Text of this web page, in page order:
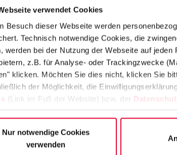
verwendet Cookies
Besuch dieser Webseite werden
Technisch notwendige Cookies, die
werden bei der Nutzung der Webseite auf
z.B. für Analyse- oder Trackingzwecke
klicken. Möchten Sie dies nicht, klicken Sie
der Möglichkeit, die
(Link im Fuß der Website) bzw. der
Nur notwendige Cookies
verwenden